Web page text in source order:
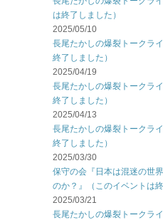
は終了しました）
2025/05/10
長尾たかしの爆裂トークラ
終了しました）
2025/04/19
長尾たかしの爆裂トークラ
終了しました）
2025/04/13
長尾たかしの爆裂トークラ
終了しました）
2025/03/30
保守の会『日本は混迷の世
のか？』（このイベントは終
2025/03/21
長尾たかしの爆裂トークラ